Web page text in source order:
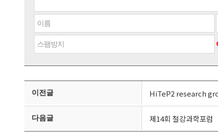
이전글 HiTeP2 research
다음글 제14회 철강과학포럼